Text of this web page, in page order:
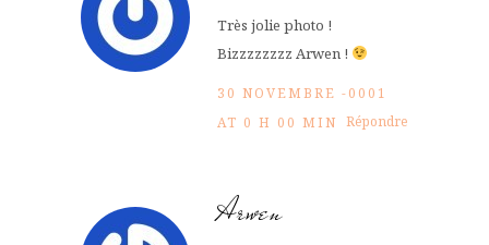
Très jolie photo !
Bizzzzzzzz Arwen !
30 NOVEMBRE -0001
AT 0 H 00 MIN Répondre
Arwen